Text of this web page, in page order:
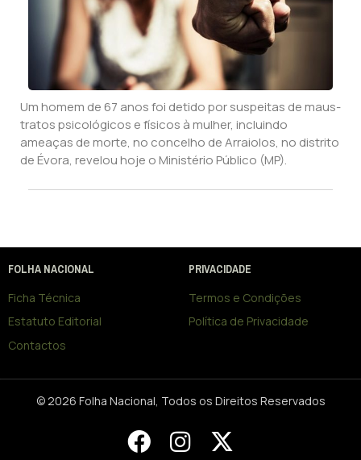
Um homem de 67 anos foi detido por suspeitas de maus-
tratos psicológicos e físicos à mulher, incluindo
ameaças de morte, no concelho de Arraiolos, no distrito
de Évora, revelou hoje o Ministério Público (MP).
FOLHA NACIONAL
Ficha Técnica
Estatuto Editorial
Contactos
PRIVACIDADE
Termos e Condições
Política de Privacidade
© 2026 Folha Nacional, Todos os Direitos Reservados